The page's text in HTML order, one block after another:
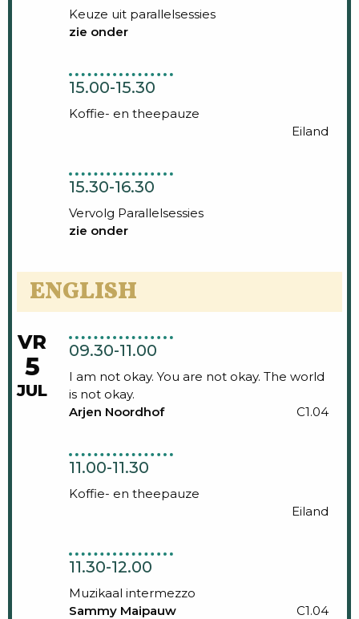
Keuze uit parallelsessies
zie onder
15.00-15.30
Koffie- en theepauze
Eiland
15.30-16.30
Vervolg Parallelsessies
zie onder
ENGLISH
VR
5
JUL
09.30-11.00
I am not okay. You are not okay. The world
is not okay.
Arjen Noordhof
C1.04
11.00-11.30
Koffie- en theepauze
Eiland
11.30-12.00
Muzikaal intermezzo
Sammy Maipauw
C1.04